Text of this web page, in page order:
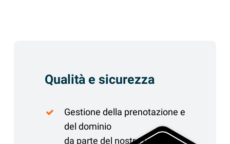
Qualità e sicurezza
Gestione della prenotazione e
del dominio
da parte del nostro team di